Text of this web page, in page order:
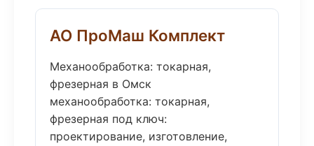
АО ПроМаш Комплект
Механообработка: токарная,
фрезерная в Омск
механообработка: токарная,
фрезерная под ключ:
проектирование, изготовление,